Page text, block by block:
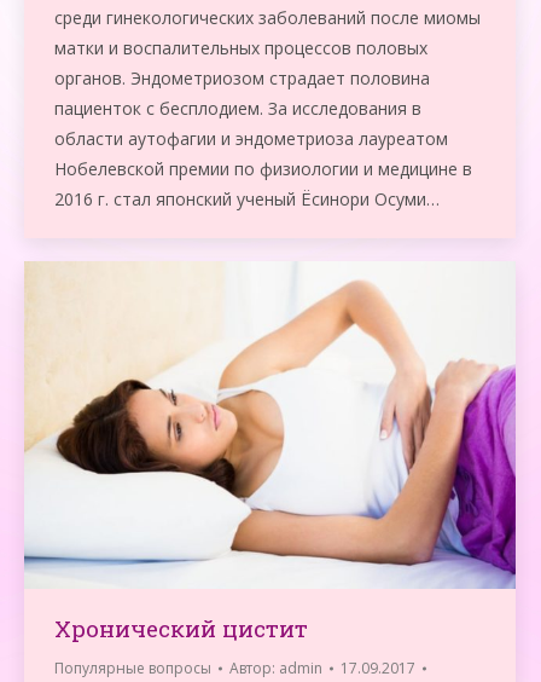
среди гинекологических заболеваний после миомы
матки и воспалительных процессов половых
органов. Эндометриозом страдает половина
пациенток с бесплодием. За исследования в
области аутофагии и эндометриоза лауреатом
Нобелевской премии по физиологии и медицине в
2016 г. стал японский ученый Ёсинори Осуми…
Хронический цистит
Популярные вопросы Автор: admin
17.09.2017